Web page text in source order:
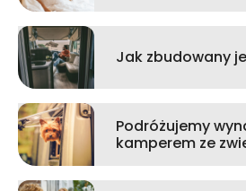
Jak zbudowany
Podróżujemy
kamperem ze